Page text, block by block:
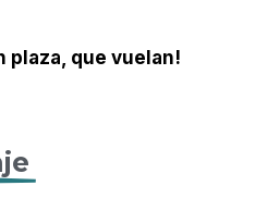
plaza, que vuelan!